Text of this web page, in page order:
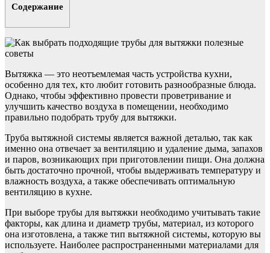
Содержание
Вытяжка — это неотъемлемая часть устройства кухни,
особенно для тех, кто любит готовить разнообразные блюда.
Однако, чтобы эффективно провести проветривание и
улучшить качество воздуха в помещении, необходимо
правильно подобрать трубу для вытяжки.
Труба вытяжной системы является важной деталью, так как
именно она отвечает за вентиляцию и удаление дыма, запахов
и паров, возникающих при приготовлении пищи. Она должна
быть достаточно прочной, чтобы выдерживать температуру и
влажность воздуха, а также обеспечивать оптимальную
вентиляцию в кухне.
При выборе трубы для вытяжки необходимо учитывать такие
факторы, как длина и диаметр трубы, материал, из которого
она изготовлена, а также тип вытяжной системы, которую вы
используете. Наиболее распространенными материалами для